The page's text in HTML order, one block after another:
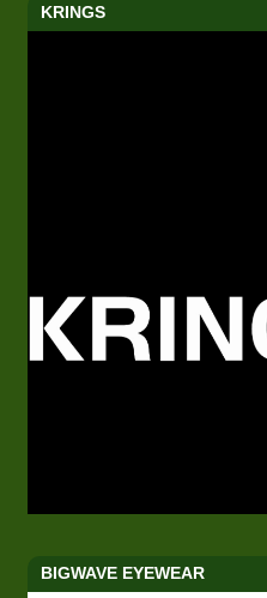
KRINGS
BIGWAVE EYEWEAR